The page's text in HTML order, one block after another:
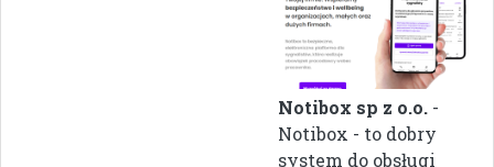
Notibox sp z o.o. -
Notibox - to dobry
system do obsługi